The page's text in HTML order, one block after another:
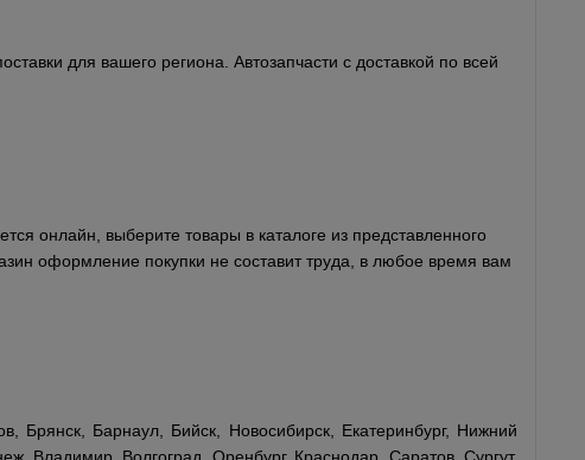
для вашего региона. Автозапчасти с доставкой по всей
онлайн, выберите товары в каталоге из представленного
оформление покупки не составит труда, в любое время вам
Брянск, Барнаул, Бийск, Новосибирск, Екатеринбург, Нижний